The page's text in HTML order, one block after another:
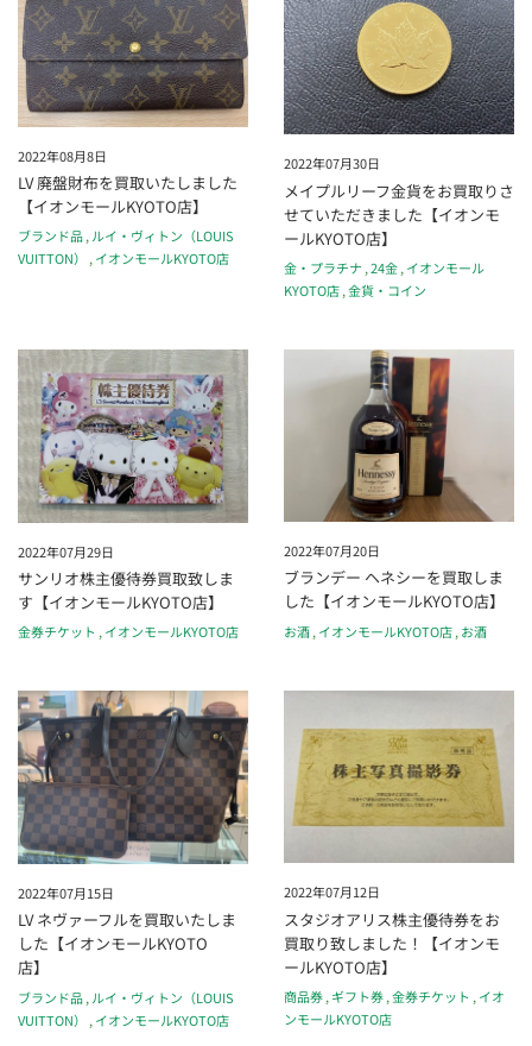
2022年08月8日
LV 廃盤財布を買取いたしました
【イオンモールKYOTO店】
ブランド品,ルイ・ヴィトン（LOUIS
VUITTON）
,イオンモールKYOTO店
2022年07月30日
メイプルリーフ金貨をお買取りさ
せていただきました【イオンモ
ールKYOTO店】
金・プラチナ,24金, イオンモール
KYOTO店,金貨・コイン
2022年07月29日
サンリオ株主優待券買取致しま
す【イオンモールKYOTO店】
金券チケット ,イオンモールKYOTO店
2022年07月20日
ブランデー ヘネシーを買取しま
した【イオンモールKYOTO店】
お酒, イオンモールKYOTO店, お酒
2022年07月15日
LV ネヴァーフルを買取いたしま
した【イオンモールKYOTO
店】
ブランド品, ルイ・ヴィトン（LOUIS
VUITTON）
, イオンモールKYOTO店
2022年07月12日
スタジオアリス株主優待券をお
買取り致しました！【イオンモ
ールKYOTO店】
商品券,ギフト券,金券チケット ,イオ
ンモールKYOTO店